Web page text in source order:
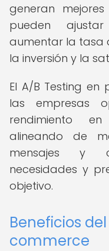
generan
pueden
aumentar la tasa
la inversión y la
El A/B Testing
las empresas
rendimiento
alineando de
mensajes y
necesidades y
objetivo.
Beneficios
commerce